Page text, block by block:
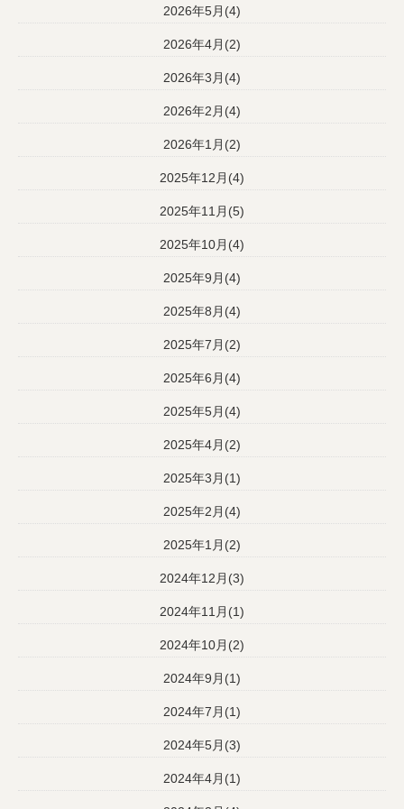
2026年5月(4)
2026年4月(2)
2026年3月(4)
2026年2月(4)
2026年1月(2)
2025年12月(4)
2025年11月(5)
2025年10月(4)
2025年9月(4)
2025年8月(4)
2025年7月(2)
2025年6月(4)
2025年5月(4)
2025年4月(2)
2025年3月(1)
2025年2月(4)
2025年1月(2)
2024年12月(3)
2024年11月(1)
2024年10月(2)
2024年9月(1)
2024年7月(1)
2024年5月(3)
2024年4月(1)